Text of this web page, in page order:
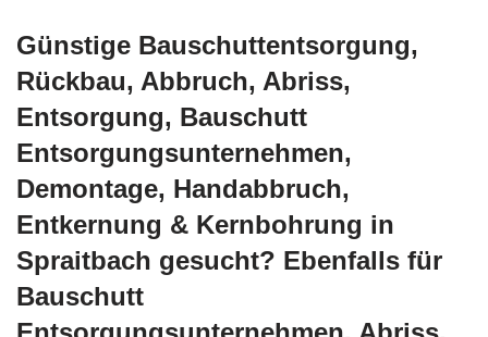
Günstige Bauschuttentsorgung,
Rückbau, Abbruch, Abriss,
Entsorgung, Bauschutt
Entsorgungsunternehmen,
Demontage, Handabbruch,
Entkernung & Kernbohrung in
Spraitbach gesucht? Ebenfalls für
Bauschutt